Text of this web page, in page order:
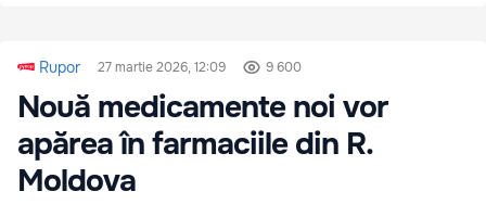
Rupor 27 martie 2026, 12:09 9 600
Nouă medicamente noi vor
apărea în farmaciile din R.
Moldova